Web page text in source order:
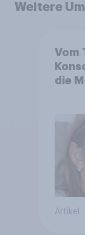
Weitere
Vom
die
Artikel